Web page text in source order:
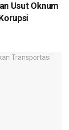
Usut Oknum